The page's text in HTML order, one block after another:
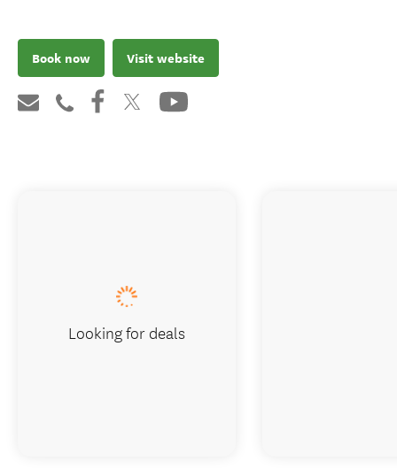
Book now Visit website
Looking for deals